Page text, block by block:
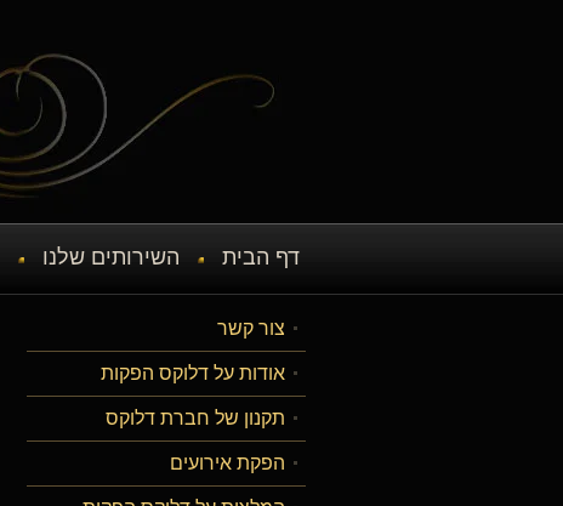
דף הבית השירותים שלנו
צור קשר
אודות על דלוקס הפקות
תקנון של חברת דלוקס
הפקת אירועים